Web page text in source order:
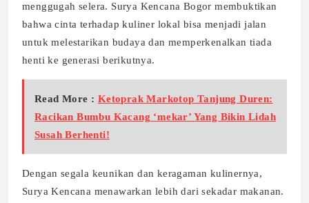
menggugah selera. Surya Kencana Bogor membuktikan
bahwa cinta terhadap kuliner lokal bisa menjadi jalan
untuk melestarikan budaya dan memperkenalkan tiada
henti ke generasi berikutnya.
Read More : Ketoprak Markotop Tanjung Duren:
Racikan Bumbu Kacang ‘mekar’ Yang Bikin Lidah
Susah Berhenti!
Dengan segala keunikan dan keragaman kulinernya,
Surya Kencana menawarkan lebih dari sekadar makanan.